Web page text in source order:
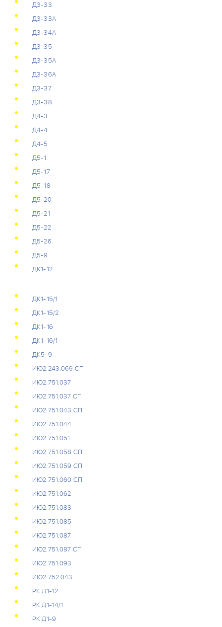
Д3-33
Д3-33А
Д3-34А
Д3-35
Д3-35А
Д3-36А
Д3-37
Д3-38
Д4-3
Д4-4
Д4-5
Д5-1
Д5-17
Д5-18
Д5-20
Д5-21
Д5-22
Д5-26
Д5-9
ДК1-12
ДК1-15/1
ДК1-15/2
ДК1-16
ДК1-16/1
ДК5-9
ИЮ2.243.069 СП
ИЮ2.751.037
ИЮ2.751.037 СП
ИЮ2.751.043 СП
ИЮ2.751.044
ИЮ2.751.051
ИЮ2.751.058 СП
ИЮ2.751.059 СП
ИЮ2.751.060 СП
ИЮ2.751.062
ИЮ2.751.083
ИЮ2.751.085
ИЮ2.751.087
ИЮ2.751.087 СП
ИЮ2.751.093
ИЮ2.752.043
РК Д1-12
РК Д1-14/1
РК Д1-9